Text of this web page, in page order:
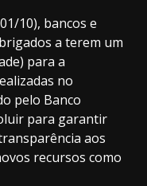
10), bancos e
a terem um
para a
no
pelo Banco
para garantir
aos
recursos como